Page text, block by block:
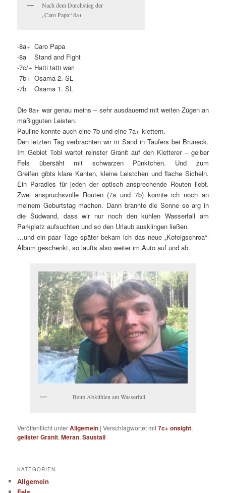
Nach dem Durchstieg der
„Caro Papa“ 8a+
-8a+ Caro Papa
-8a Stand and Fight
-7c/+ Hatti tatti wari
-7b+ Osama 2. SL
-7b Osama 1. SL
Die 8a+ war genau meins – sehr ausdauernd mit weiten Zügen an
mäßigguten Leisten.
Pauline konnte auch eine 7b und eine 7a+ klettern.
Den letzten Tag verbrachten wir in Sand in Taufers bei Bruneck.
Im Gebiet Tobl wartet reinster Granit auf den Kletterer – gelber
Fels übersäht mit schwarzen Pünktchen. Und zum
Greifen gibts klare Kanten, kleine Leistchen und flache Sicheln.
Ein Paradies für jeden der optisch ansprechende Routen liebt.
Zwei anspruchsvolle Routen (7a und 7b) konnte ich noch an
meinem Geburtstag machen. Dann brannte die Sonne so arg in
die Südwand, dass wir nur noch den kühlen Wasserfall am
Parkplatz aufsuchten und so den Urlaub ausklingen ließen.
…und ein paar Tage später bekam ich das neue „Kofelgschroa“-
Album geschenkt, so läufts also weiter im Auto auf und ab.
Beim Abkühlen am Wasserfall
Veröffentlicht unterAllgemein |Verschlagwortet mit7c+ onsight,
geilster Granit,Meran,Saustall
KATEGORIEN
Allgemein